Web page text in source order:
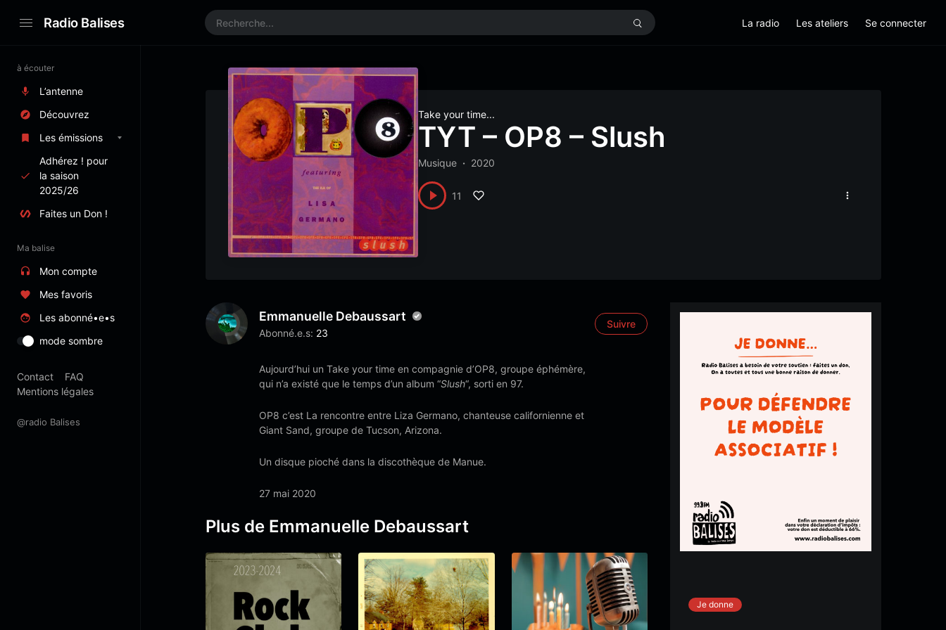
Radio Balises La radio Les ateliers Se connecter
à écouter
L’antenne
Découvrez
Les émissions
Adhérez ! pour
la saison
2025/26
Faites un Don !
Ma balise
Mon compte
Mes favoris
Les abonné•e•s
mode sombre
Contact
FAQ
Mentions légales
@radio Balises
Take your time...
TYT – OP8 – Slush
Musique 2020
11
Emmanuelle Debaussart
Abonné.e.s: 23
Suivre
Aujourd’hui un Take your time en compagnie d’OP8, groupe éphémère,
qui n’a existé que le temps d’un album “Slush“, sorti en 97.
OP8 c’est La rencontre entre Liza Germano, chanteuse californienne et
Giant Sand, groupe de Tucson, Arizona.
Un disque pioché dans la discothèque de Manue.
27 mai 2020
Plus de Emmanuelle Debaussart
Je donne